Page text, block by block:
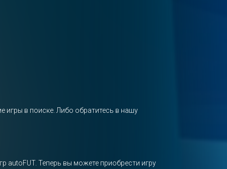
игры в поиске. Либо обратитесь в нашу
autoFUT. Теперь вы можете приобрести игру